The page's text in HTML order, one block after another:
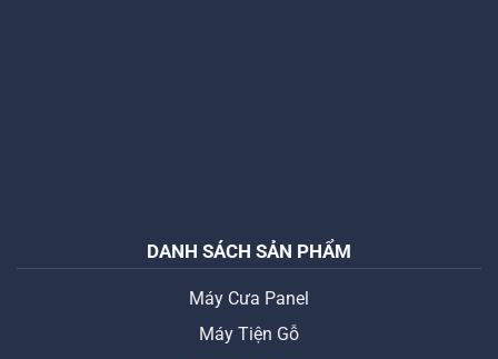
DANH SÁCH SẢN PHẨM
Máy Cưa Panel
Máy Tiện Gỗ